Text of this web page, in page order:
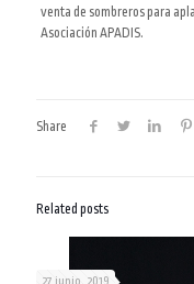
venta de sombreros para
Asociación APADIS.
Share
Related posts